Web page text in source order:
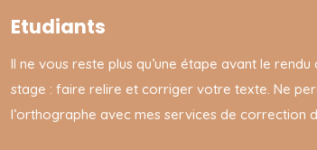
Etudiants
Il ne vous reste plus qu’une étape avant le
stage : faire relire et corriger votre texte. Ne
l’orthographe avec mes services de correction